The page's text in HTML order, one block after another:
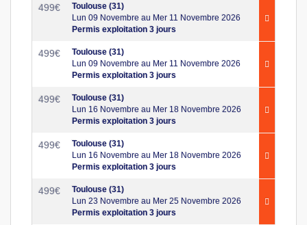
499€
Toulouse (31)
Lun 09 Novembre au Mer 11 Novembre 2026
Permis exploitation 3 jours
499€
Toulouse (31)
Lun 09 Novembre au Mer 11 Novembre 2026
Permis exploitation 3 jours
499€
Toulouse (31)
Lun 16 Novembre au Mer 18 Novembre 2026
Permis exploitation 3 jours
499€
Toulouse (31)
Lun 16 Novembre au Mer 18 Novembre 2026
Permis exploitation 3 jours
499€
Toulouse (31)
Lun 23 Novembre au Mer 25 Novembre 2026
Permis exploitation 3 jours